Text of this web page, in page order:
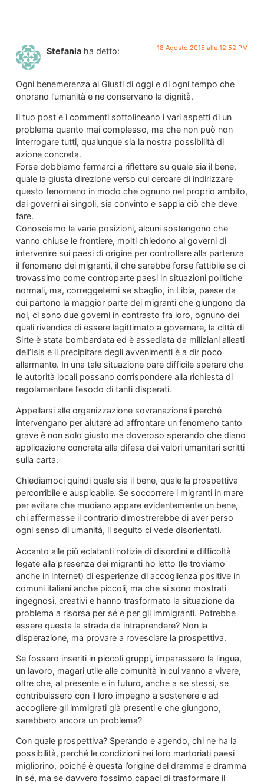
Stefania ha detto: 18 Agosto 2015 alle 12:52 PM
Ogni benemerenza ai Giusti di oggi e di ogni tempo che
onorano l’umanità e ne conservano la dignità.
Il tuo post e i commenti sottolineano i vari aspetti di un
problema quanto mai complesso, ma che non può non
interrogare tutti, qualunque sia la nostra possibilità di
azione concreta.
Forse dobbiamo fermarci a riflettere su quale sia il bene,
quale la giusta direzione verso cui cercare di indirizzare
questo fenomeno in modo che ognuno nel proprio ambito,
dai governi ai singoli, sia convinto e sappia ciò che deve
fare.
Conosciamo le varie posizioni, alcuni sostengono che
vanno chiuse le frontiere, molti chiedono ai governi di
intervenire sui paesi di origine per controllare alla partenza
il fenomeno dei migranti, il che sarebbe forse fattibile se ci
trovassimo come controparte paesi in situazioni politiche
normali, ma, correggetemi se sbaglio, in Libia, paese da
cui partono la maggior parte dei migranti che giungono da
noi, ci sono due governi in contrasto fra loro, ognuno dei
quali rivendica di essere legittimato a governare, la città di
Sirte è stata bombardata ed è assediata da miliziani alleati
dell’Isis e il precipitare degli avvenimenti è a dir poco
allarmante. In una tale situazione pare difficile sperare che
le autorità locali possano corrispondere alla richiesta di
regolamentare l’esodo di tanti disperati.
Appellarsi alle organizzazione sovranazionali perché
intervengano per aiutare ad affrontare un fenomeno tanto
grave è non solo giusto ma doveroso sperando che diano
applicazione concreta alla difesa dei valori umanitari scritti
sulla carta.
Chiediamoci quindi quale sia il bene, quale la prospettiva
percorribile e auspicabile. Se soccorrere i migranti in mare
per evitare che muoiano appare evidentemente un bene,
chi affermasse il contrario dimostrerebbe di aver perso
ogni senso di umanità, il seguito ci vede disorientati.
Accanto alle più eclatanti notizie di disordini e difficoltà
legate alla presenza dei migranti ho letto (le troviamo
anche in internet) di esperienze di accoglienza positive in
comuni italiani anche piccoli, ma che si sono mostrati
ingegnosi, creativi e hanno trasformato la situazione da
problema a risorsa per sé e per gli immigranti. Potrebbe
essere questa la strada da intraprendere? Non la
disperazione, ma provare a rovesciare la prospettiva.
Se fossero inseriti in piccoli gruppi, imparassero la lingua,
un lavoro, magari utile alle comunità in cui vanno a vivere,
oltre che, al presente e in futuro, anche a se stessi, se
contribuissero con il loro impegno a sostenere e ad
accogliere gli immigrati già presenti e che giungono,
sarebbero ancora un problema?
Con quale prospettiva? Sperando e agendo, chi ne ha la
possibilità, perché le condizioni nei loro martoriati paesi
migliorino, poiché è questa l’origine del dramma e dramma
in sé, ma se davvero fossimo capaci di trasformare il